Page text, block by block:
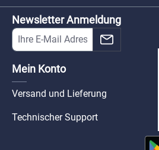
Newsletter Anmeldung
Mein Konto
Versand und Lieferung
Technischer Support